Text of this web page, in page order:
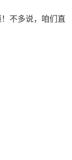
不多说，咱们直